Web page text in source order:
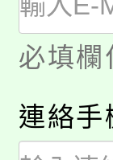
版
公
代
「
車
桃
生
公
必填欄
連絡手